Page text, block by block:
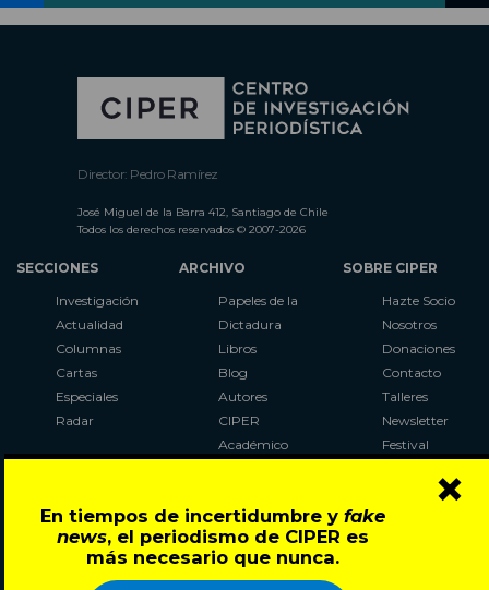
En tiempos de incertidumbre y fake
news, el periodismo de CIPER es
más necesario que nunca.
×
Director: Pedro Ramírez
José Miguel de la Barra 412, Santiago de Chile
Todos los derechos reservados © 2007-2026
SECCIONES
Investigación
Actualidad
Columnas
Cartas
Especiales
Radar
ARCHIVO
Papeles de la
Dictadura
Libros
Blog
Autores
CIPER
Académico
Al Plebiscito
con CIPER
SOBRE CIPER
Hazte Socio
Nosotros
Donaciones
Contacto
Talleres
Newsletter
Festival